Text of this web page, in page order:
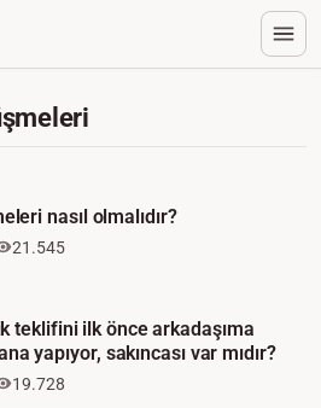
nasıl olmalıdır?
21.545
teklifini ilk önce arkadaşıma
yapıyor, sakıncası var mıdır?
19.728